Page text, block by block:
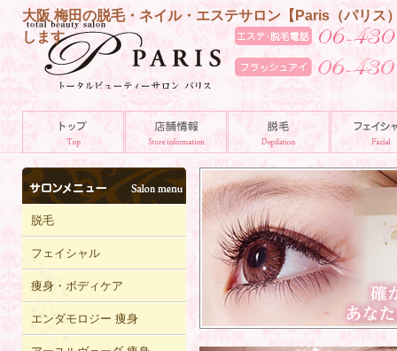
大阪 梅田の脱毛・ネイル・エステサロン【Paris（パリ
します
脱毛
フェイシャル
痩身・ボディケア
エンダモロジー 痩身